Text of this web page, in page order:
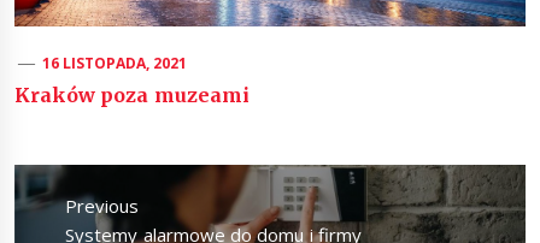
16 LISTOPADA, 2021
Kraków poza muzeami
Nawigacja
wpisuPrevious
Previous
Systemy alarmowe do domu i firmy